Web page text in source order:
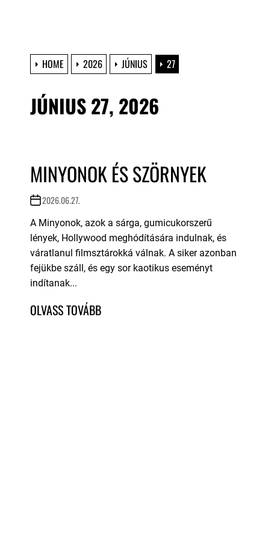
HOME 2026 JÚNIUS 27
JÚNIUS 27, 2026
MINYONOK ÉS SZÖRNYEK
2026.06.27.
A Minyonok, azok a sárga, gumicukorszerű
lények, Hollywood meghódítására indulnak, és
váratlanul filmsztárokká válnak. A siker azonban
fejükbe száll, és egy sor kaotikus eseményt
indítanak...